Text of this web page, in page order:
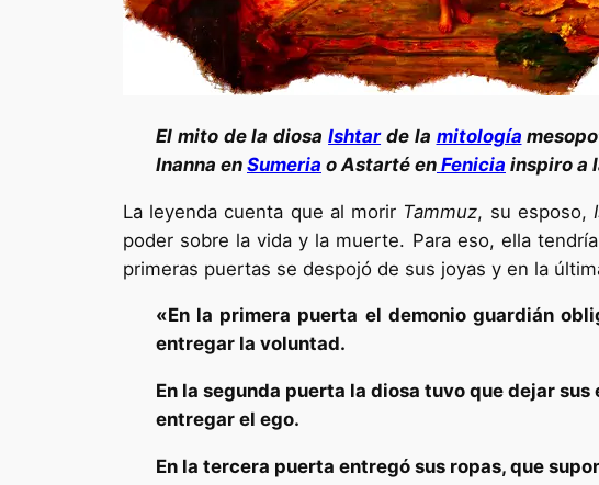
El mito de la diosaIshtarde la mitología
Inanna en Sumeria o Astarté en Fenicia inspiro a
La leyenda cuenta que al morir Tammuz, su esposo,
poder sobre la vida y la muerte. Para eso, ella
primeras puertas se despojó de sus joyas y en la
«En la primera puerta el demonio guardián
entregar la voluntad.
En la segunda puerta la diosa tuvo que dejar
entregar el ego.
En la tercera puerta entregó sus ropas, que